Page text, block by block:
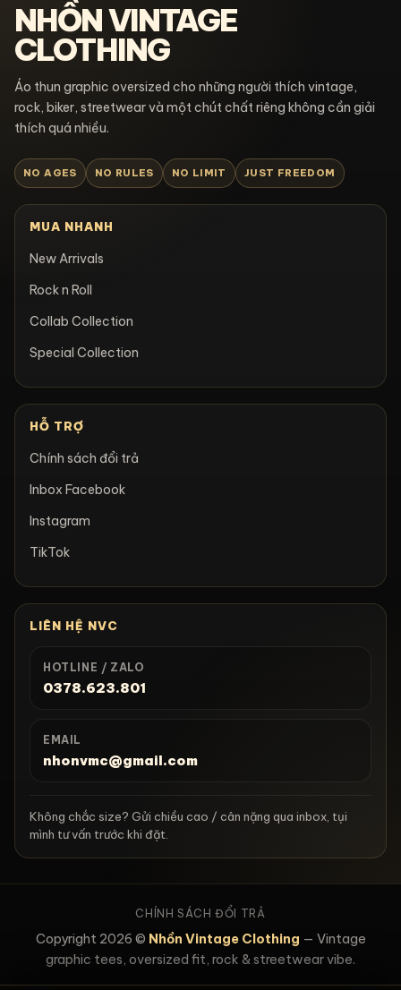
NHỒN VINTAGE
CLOTHING
Áo thun graphic oversized cho những người thích vintage,
rock, biker, streetwear và một chút chất riêng không cần giải
thích quá nhiều.
NO AGES NO RULES NO LIMIT JUST FREEDOM
MUA NHANH
New Arrivals
Rock n Roll
Collab Collection
Special Collection
HỖ TRỢ
Chính sách đổi trả
Inbox Facebook
Instagram
TikTok
LIÊN HỆ NVC
HOTLINE / ZALO
0378.623.801
EMAIL
nhonvmc@gmail.com
Không chắc size? Gửi chiều cao / cân nặng qua inbox, tụi
mình tư vấn trước khi đặt.
CHÍNH SÁCH ĐỔI TRẢ
Copyright 2026 © Nhồn Vintage Clothing — Vintage
graphic tees, oversized fit, rock & streetwear vibe.